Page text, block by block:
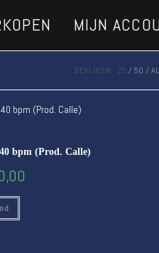
MIJN
BEKIJKEN: 25 50
bpm (Prod. Calle)